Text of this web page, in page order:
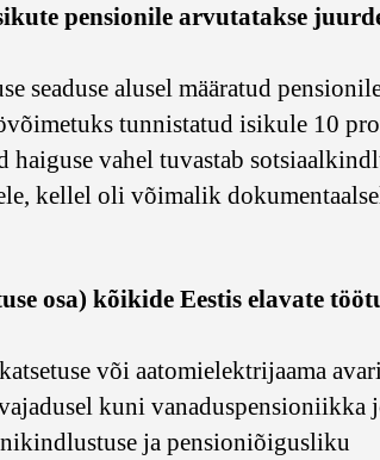
pensionile arvutatakse
seaduse alusel määratud
tunnistatud isikule 10
vahel tuvastab
kellel oli võimalik
osa) kõikide Eestis elavate
või aatomielektrijaama
kuni vanaduspensioniikka
ja pensioniõigusliku